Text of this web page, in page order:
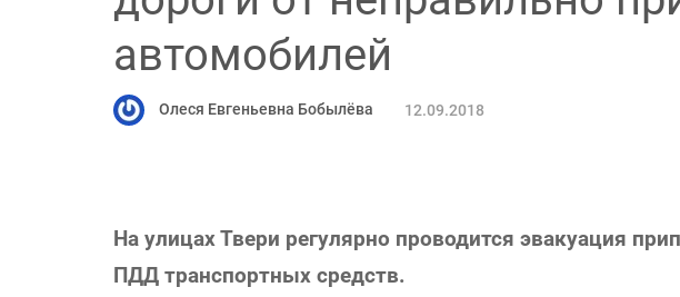
автомобилей
Олеся Евгеньевна Бобылёва 12.09.2018
На улицах Твери регулярно проводится эвакуация
ПДД транспортных средств.